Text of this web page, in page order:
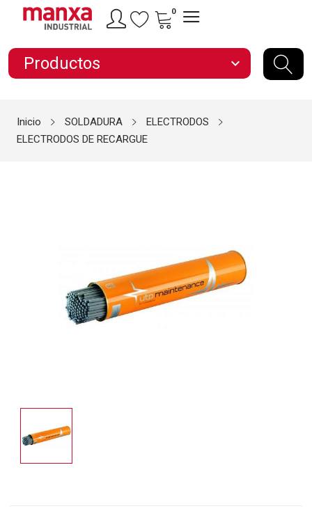
0
Productos expand_more
Inicio SOLDADURA
ELECTRODOS
ELECTRODOS DE RECARGUE